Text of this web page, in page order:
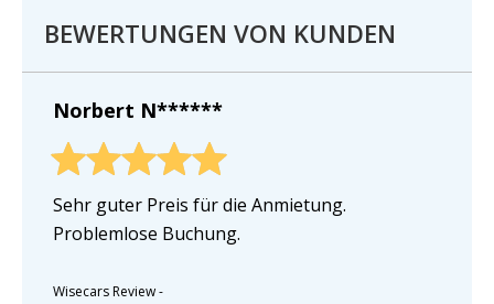
BEWERTUNGEN VON KUNDEN
Norbert N******
Sehr guter Preis für die Anmietung.
Problemlose Buchung.
Wisecars Review-